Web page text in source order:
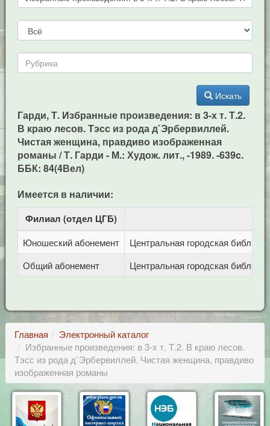
Искать
Гарди, Т. Избранные произведения: в 3-х т. Т.2.
В краю лесов. Тэсс из рода д`Эрбервиллей.
Чистая женщина, правдиво изображенная
романы / Т. Гарди - М.: Худож. лит., -1989. -639c.
ББК: 84(4Вел)
Имеется в наличии:
Филиал (отдел ЦГБ)
Юношеский абонемент
Центральная городская
Общий абонемент
Центральная городская
Главная
Электронный каталог
Избранные произведения: в 3-х т. Т.2. В краю лесов.
Тэсс из рода д`Эрбервиллей. Чистая женщина, правдиво
изображенная романы